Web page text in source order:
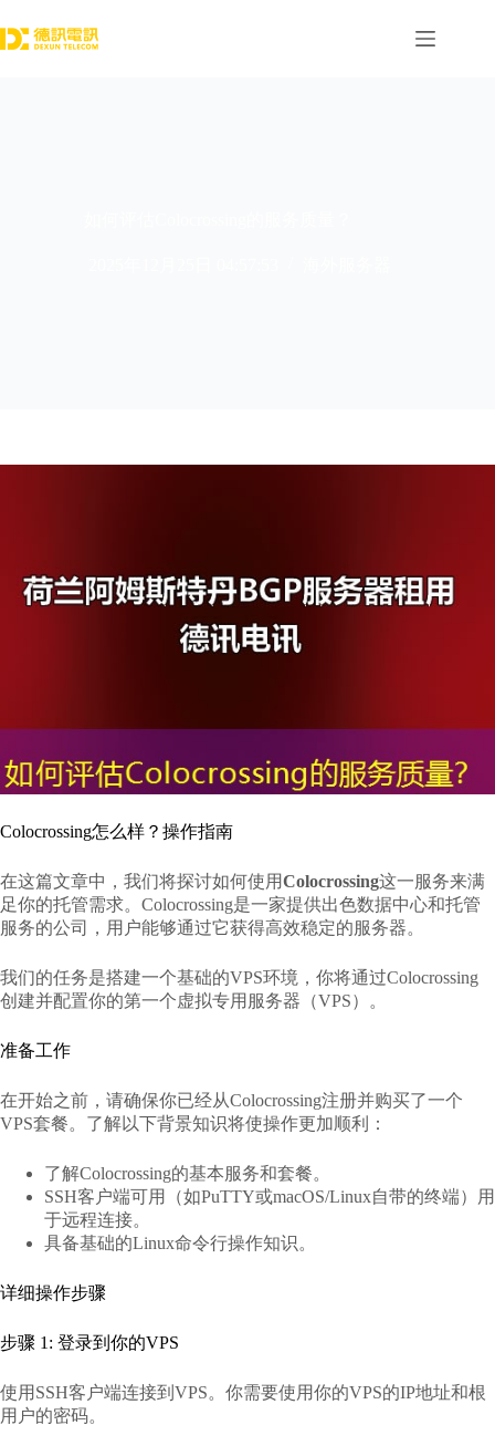
过
内
Colocrossing怎么样？操作指南
在这篇文章中，我们将探讨如何使用Colocrossing这一服务来满
足你的托管需求。Colocrossing是一家提供出色数据中心和托管
服务的公司，用户能够通过它获得高效稳定的服务器。
我们的任务是搭建一个基础的VPS环境，你将通过Colocrossing
创建并配置你的第一个虚拟专用服务器（VPS）。
准备工作
在开始之前，请确保你已经从Colocrossing注册并购买了一个
VPS套餐。了解以下背景知识将使操作更加顺利：
了解Colocrossing的基本服务和套餐。
SSH客户端可用（如PuTTY或macOS/Linux自带的终端）用
于远程连接。
具备基础的Linux命令行操作知识。
详细操作步骤
步骤 1: 登录到你的VPS
使用SSH客户端连接到VPS。你需要使用你的VPS的IP地址和根
用户的密码。